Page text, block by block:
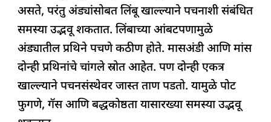
असते, परंतु अंड्यांसोबत लिंबू खाल्ल्याने पचनाशी संबंधित
समस्या उद्भवू शकतात. लिंबाच्या आंबटपणामुळे
अंड्यातील प्रथिने पचणे कठीण होते. मासअंडी आणि मांस
दोन्ही प्रथिनांचे चांगले स्रोत आहेत. पण दोन्ही एकत्र
खाल्ल्याने पचनसंस्थेवर जास्त ताण पडतो. यामुळे पोट
फुगणे, गॅस आणि बद्धकोष्ठता यासारख्या समस्या उद्भवू